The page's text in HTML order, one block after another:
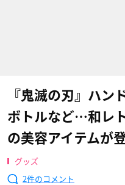
『鬼滅の刃』ハン
ボトルなど…和レ
の美容アイテムが
グッズ
2